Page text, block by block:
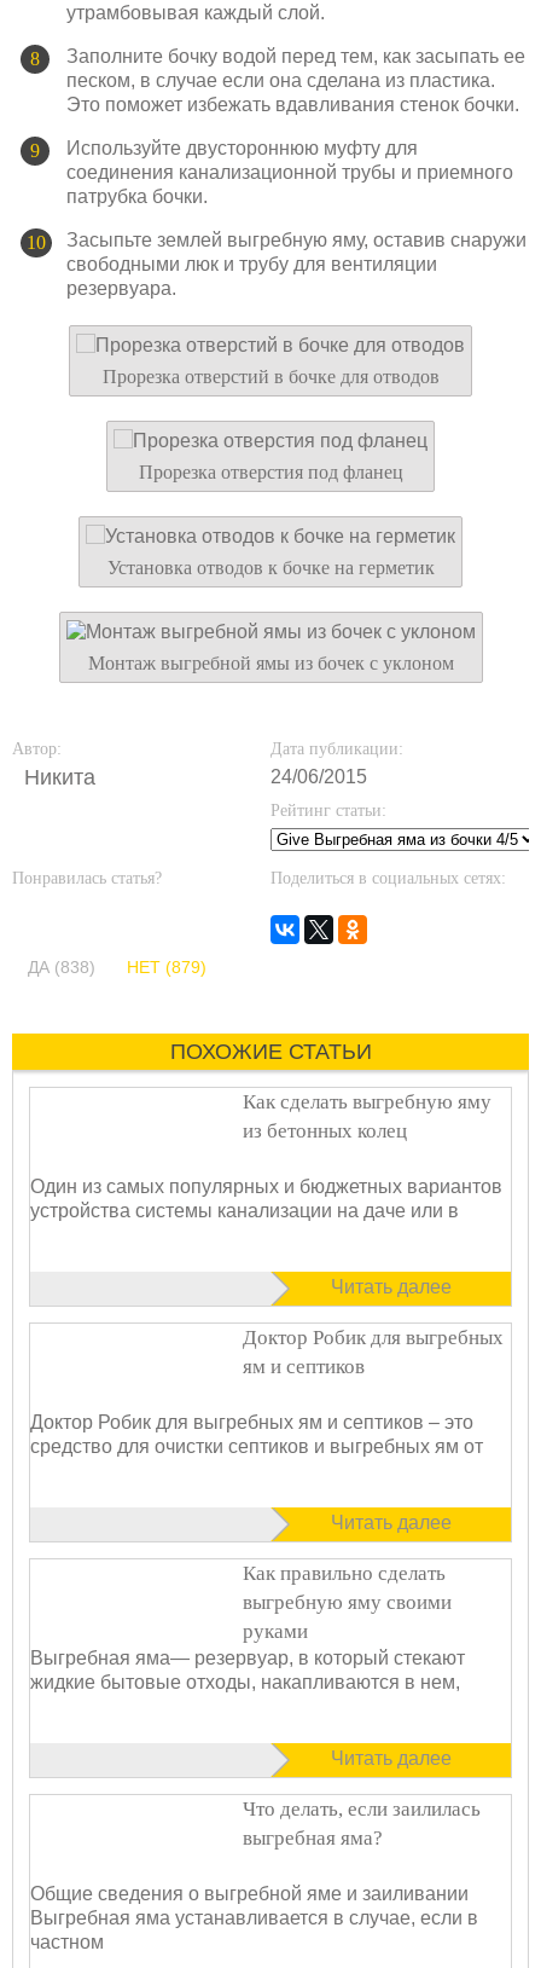
утрамбовывая каждый слой.
Заполните бочку водой перед тем, как засыпать ее
песком, в случае если она сделана из пластика.
Это поможет избежать вдавливания стенок бочки.
Используйте двустороннюю муфту для
соединения канализационной трубы и приемного
патрубка бочки.
Засыпьте землей выгребную яму, оставив снаружи
свободными люк и трубу для вентиляции
резервуара.
Прорезка отверстий в бочке для отводов
Прорезка отверстия под фланец
Установка отводов к бочке на герметик
Монтаж выгребной ямы из бочек с уклоном
Автор:
Никита
Дата публикации:
24/06/2015
Рейтинг статьи:
Понравилась статья?
ДА (838) НЕТ (879)
Поделиться в социальных сетях:
ПОХОЖИЕ СТАТЬИ
Как сделать выгребную яму
из бетонных колец
Один из самых популярных и бюджетных вариантов
устройства системы канализации на даче или в
Читать далее
Доктор Робик для выгребных
ям и септиков
Доктор Робик для выгребных ям и септиков – это
средство для очистки септиков и выгребных ям от
Читать далее
Как правильно сделать
выгребную яму своими
руками
Выгребная яма— резервуар, в который стекают
жидкие бытовые отходы, накапливаются в нем,
Читать далее
Что делать, если заилилась
выгребная яма?
Общие сведения о выгребной яме и заиливании
Выгребная яма устанавливается в случае, если в
частном